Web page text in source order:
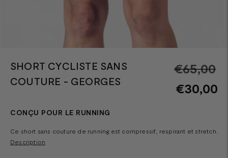
SHORT CYCLISTE SANS
COUTURE - GEORGES
€65,00
€30,00
CONÇU POUR LE RUNNING
Ce short sans couture de running est compressif, respirant et stretch.
Description